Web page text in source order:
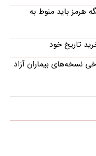
هرمز باید منوط به
تاریخ خود
نسخه‌های بیماران آزاد